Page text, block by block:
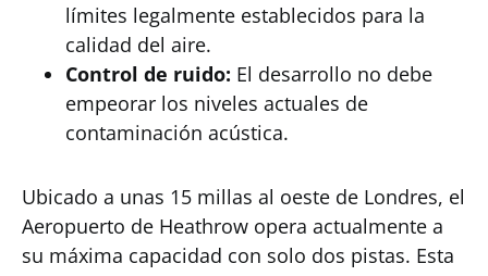
límites legalmente establecidos para la
calidad del aire.
Control de ruido: El desarrollo no debe
empeorar los niveles actuales de
contaminación acústica.
Ubicado a unas 15 millas al oeste de Londres, el
Aeropuerto de Heathrow opera actualmente a
su máxima capacidad con solo dos pistas. Esta